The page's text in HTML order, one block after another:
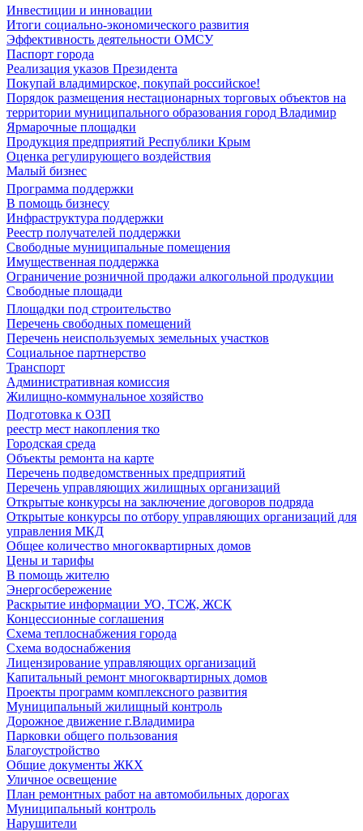
Инвестиции и инновации
Итоги социально-экономического развития
Эффективность деятельности ОМСУ
Паспорт города
Реализация указов Президента
Покупай владимирское, покупай российское!
Порядок размещения нестационарных торговых объектов на
территории муниципального образования город Владимир
Ярмарочные площадки
Продукция предприятий Республики Крым
Оценка регулирующего воздействия
Малый бизнес
Программа поддержки
В помощь бизнесу
Инфраструктура поддержки
Реестр получателей поддержки
Свободные муниципальные помещения
Имущественная поддержка
Ограничение розничной продажи алкогольной продукции
Свободные площади
Площадки под строительство
Перечень свободных помещений
Перечень неиспользуемых земельных участков
Социальное партнерство
Транспорт
Административная комиссия
Жилищно-коммунальное хозяйство
Подготовка к ОЗП
реестр мест накопления тко
Городская среда
Объекты ремонта на карте
Перечень подведомственных предприятий
Перечень управляющих жилищных организаций
Открытые конкурсы на заключение договоров подряда
Открытые конкурсы по отбору управляющих организаций для
управления МКД
Общее количество многоквартирных домов
Цены и тарифы
В помощь жителю
Энергосбережение
Раскрытие информации УО, ТСЖ, ЖСК
Концессионные соглашения
Схема теплоснабжения города
Схема водоснабжения
Лицензирование управляющих организаций
Капитальный ремонт многоквартирных домов
Проекты программ комплексного развития
Муниципальный жилищный контроль
Дорожное движение г.Владимира
Парковки общего пользования
Благоустройство
Общие документы ЖКХ
Уличное освещение
План ремонтных работ на автомобильных дорогах
Муниципальный контроль
Нарушители